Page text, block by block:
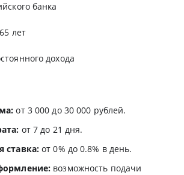
банка
лет
дохода
от 3 000 до 30 000 рублей.
от 7 до 21 дня.
ставка: от 0% до 0.8% в день.
возможность подачи